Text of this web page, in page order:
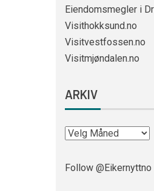
Eiendomsmegler i
Visithokksund.no
Visitvestfossen.no
Visitmjøndalen.no
ARKIV
Follow @Eikernyttno